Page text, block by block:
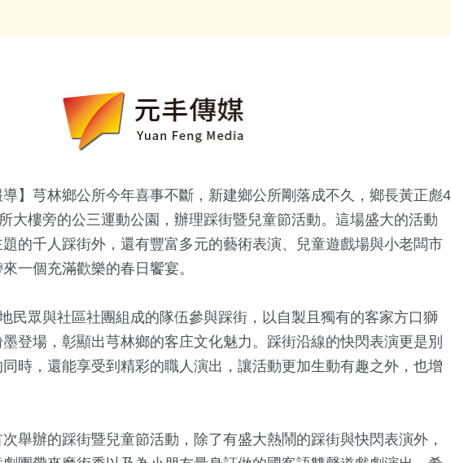
導】芎林鄉公所今年喜事不斷，新建鄉公所剛落成不久，鄉長黃正彪4
大樓旁的公三運動公園，辦理踩街暨兒童節活動。這場盛大的活動
的千人踩街外，還有豐富多元的藝術表演、兒童遊戲場與小老闆市
一個充滿歡樂的春日饗宴。
民眾與社區社團組成的隊伍參與踩街，以自製且獨有的客家方口獅
登場，彰顯出芎林鄉的客庄文化魅力。踩街沿線的快閃表演更是別
時，還能享受到精彩的職人演出，讓活動更加生動有趣之外，也增
舉辦的踩街暨兒童節活動，除了有盛大熱鬧的踩街與快閃表演外，
+
立委選戰
1009+
運動
3429+
健康及醫療
1532+
藝文
2465+
旅遊
兩岸